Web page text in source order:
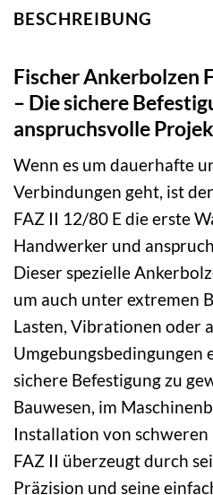
BESCHREIBUNG
Fischer Ankerbolzen
– Die sichere
anspruchsvolle
Wenn es um dauerhafte
Verbindungen geht, ist der
FAZ II 12/80 E die erste
Handwerker und
Dieser spezielle
um auch unter extremen
Lasten, Vibrationen oder
Umgebungsbedingungen
sichere Befestigung zu
Bauwesen, im
Installation von
FAZ II überzeugt durch
Präzision und seine